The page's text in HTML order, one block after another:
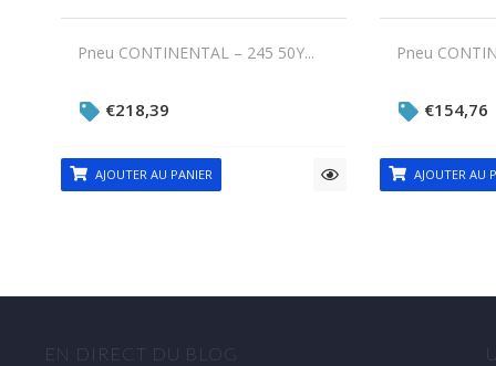
Pneu CONTINENTAL – 245 50Y...
€218,39
AJOUTER AU PANIER
Pneu
€154,76
AJOUTER AU
EN DIRECT DU BLOG